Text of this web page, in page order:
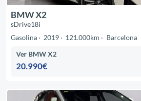
BMW X2
sDrive18i
Gasolina
2019 121.000km Barcelona
Ver BMW X2
20.990€